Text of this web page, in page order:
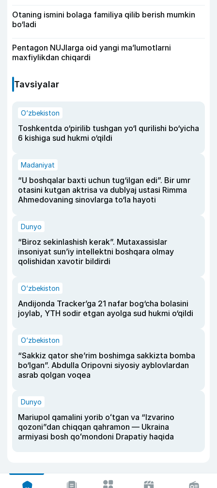
Otaning ismini bolaga familiya qilib berish mumkin
bo‘ladi
Pentagon NUJlarga oid yangi maʼlumotlarni
maxfiylikdan chiqardi
Tavsiyalar
O‘zbekiston
Toshkentda o‘pirilib tushgan yo‘l qurilishi bo‘yicha
6 kishiga sud hukmi o‘qildi
Madaniyat
“U boshqalar baxti uchun tug‘ilgan edi”. Bir umr
otasini kutgan aktrisa va dublyaj ustasi Rimma
Ahmedovaning sinovlarga to‘la hayoti
Dunyo
“Biroz sekinlashish kerak”. Mutaxassislar
insoniyat sun’iy intellektni boshqara olmay
qolishidan xavotir bildirdi
O‘zbekiston
Andijonda Tracker’ga 21 nafar bog‘cha bolasini
joylab, YTH sodir etgan ayolga sud hukmi o‘qildi
O‘zbekiston
“Sakkiz qator she’rim boshimga sakkizta bomba
bo‘lgan”. Abdulla Oripovni siyosiy ayblovlardan
asrab qolgan voqea
Dunyo
Mariupol qamalini yorib oʻtgan va “Izvarino
qozoni”dan chiqqan qahramon — Ukraina
armiyasi bosh qoʻmondoni Drapatiy haqida